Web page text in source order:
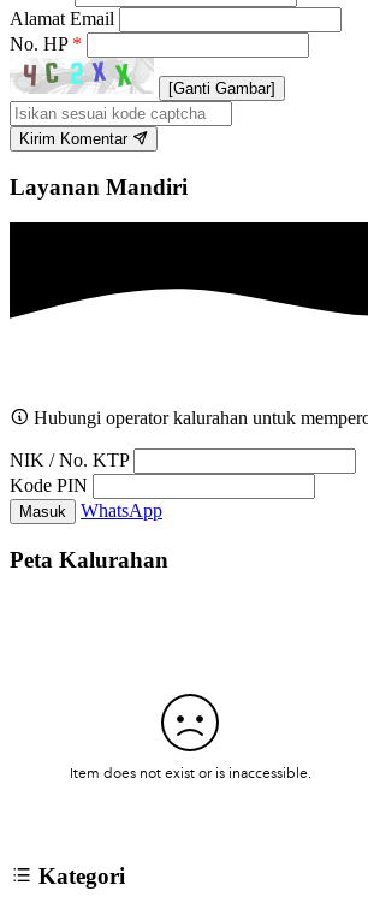
Alamat Email
No. HP *
[Ganti Gambar]
Kirim Komentar
Layanan Mandiri
Hubungi operator kalurahan untuk
NIK / No. KTP
Kode PIN
Masuk WhatsApp
Peta Kalurahan
Kategori